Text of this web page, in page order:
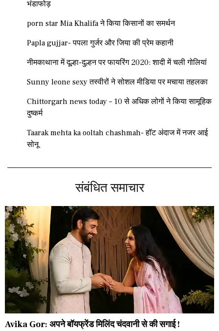
भंडाफोड़
porn star Mia Khalifa ने किया किसानों का समर्थन
Papla gujjar- पपला गुर्जर और जिया की प्रेम कहानी
नीमकाथाना में दूल्हा-दुल्हन पर फायरिंग 2020: शादी में चली गोलियां
Sunny leone sexy तस्वीरों ने सोशल मीडिया पर मचाया तहलका
Chittorgarh news today – 10 से अधिक लोगों ने किया सामूहिक
दुष्कर्म
Taarak mehta ka ooltah chashmah- हॉट अंदाज में नजर आई
सोनू
संबंधित समाचार
Avika Gor: अपने बॉयफ्रेंड मिलिंद चंदवानी से की सगाई !